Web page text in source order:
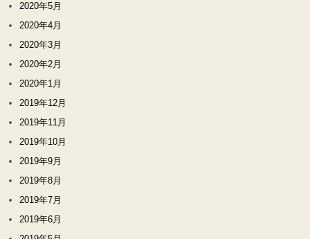
2020年5月
2020年4月
2020年3月
2020年2月
2020年1月
2019年12月
2019年11月
2019年10月
2019年9月
2019年8月
2019年7月
2019年6月